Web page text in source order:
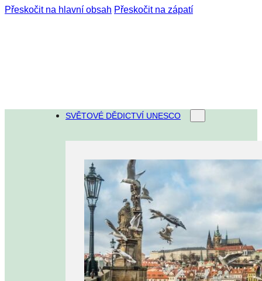
Přeskočit na hlavní obsah Přeskočit na zápatí
SVĚTOVÉ DĚDICTVÍ UNESCO